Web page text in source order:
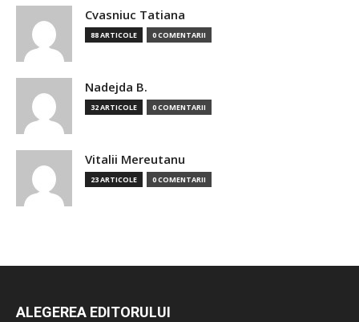
Cvasniuc Tatiana
88 ARTICOLE 0 COMENTARII
Nadejda B.
32 ARTICOLE 0 COMENTARII
Vitalii Mereutanu
23 ARTICOLE 0 COMENTARII
ALEGEREA EDITORULUI